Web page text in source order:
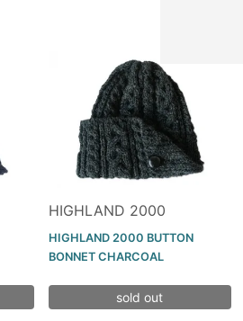
HIGHLAND 2000
HIGHLAND 2000 BUTTON
BONNET CHARCOAL
sold out